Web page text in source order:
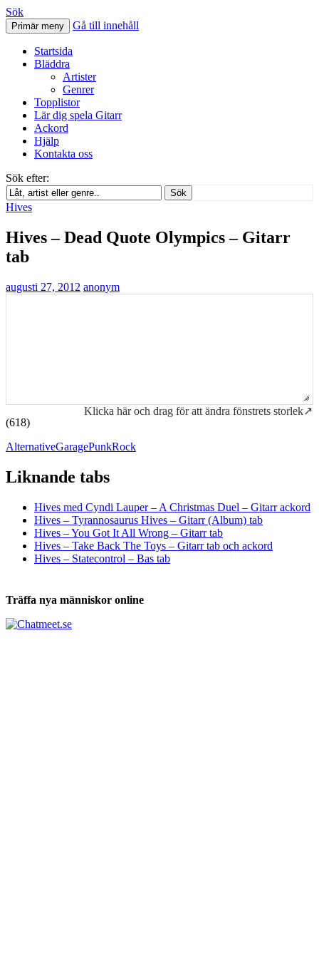
Svenskatabs.se
Sök
Primär meny Gå till innehåll
Startsida
Bläddra
Artister
Genrer
Topplistor
Lär dig spela Gitarr
Ackord
Hjälp
Kontakta oss
Sök efter:
Sök
Hives
Hives – Dead Quote Olympics – Gitarr
tab
augusti 27, 2012 anonym
Klicka här och drag för att ändra fönstrets storlek↗
(618)
AlternativeGaragePunkRock
Liknande tabs
Hives med Cyndi Lauper – A Christmas Duel – Gitarr ackord
Hives – Tyrannosaurus Hives – Gitarr (Album) tab
Hives – You Got It All Wrong – Gitarr tab
Hives – Take Back The Toys – Gitarr tab och ackord
Hives – Statecontrol – Bas tab
Träffa nya människor online